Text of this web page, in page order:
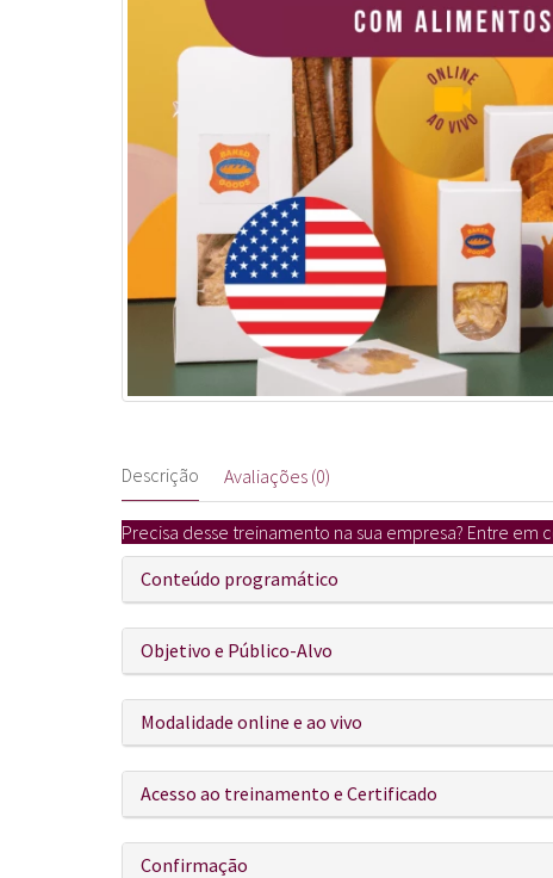
Descrição Avaliações (0)
Precisa desse treinamento na sua empresa? Entre
Conteúdo programático
Objetivo e Público-Alvo
Modalidade online e ao vivo
Acesso ao treinamento e Certificado
Confirmação